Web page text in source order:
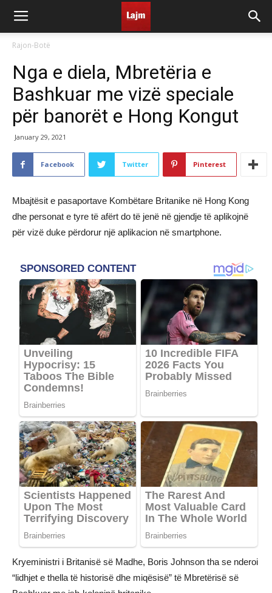
Rajon-Botë
Nga e diela, Mbretëria e
Bashkuar me vizë speciale
për banorët e Hong Kongut
January 29, 2021
Facebook Twitter Pinterest
Mbajtësit e pasaportave Kombëtare Britanike në Hong Kong
dhe personat e tyre të afërt do të jenë në gjendje të aplikojnë
për vizë duke përdorur një aplikacion në smartphone.
Kryeministri i Britanisë së Madhe, Boris Johnson tha se nderoi
“lidhjet e thella të historisë dhe miqësisë” të Mbretërisë së